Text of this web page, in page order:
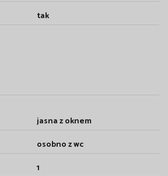
tak
jasna z oknem
osobno z wc
1